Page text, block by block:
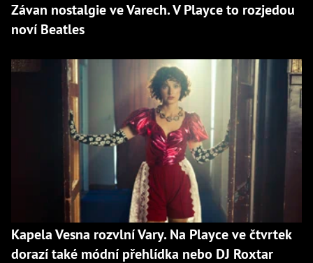
Závan nostalgie ve Varech. V Playce to rozjedou
noví Beatles
Kapela Vesna rozvlní Vary. Na Playce ve čtvrtek
dorazí také módní přehlídka nebo DJ Roxtar